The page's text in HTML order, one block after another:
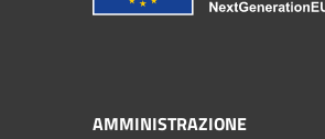
AMMINISTRAZIONE